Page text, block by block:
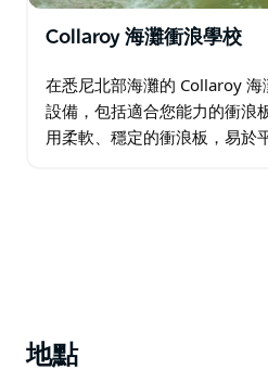
Collaroy 海灘衝浪學校
在悉尼北部海灘的 Collaroy
設備，包括適合您能力的衝浪
用柔軟、穩定的衝浪板，易於
地點